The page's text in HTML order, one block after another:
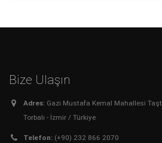
Bize Ulaşın
Adres: Gazi Mustafa Kemal Mahallesi
Torbalı - İzmir / Türkiye
Telefon: (+90) 232 866 2070